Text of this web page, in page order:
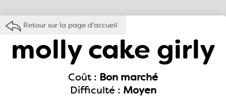
Retour sur la page d'accueil
molly cake girly
Coût : Bon marché
Difficulté : Moyen